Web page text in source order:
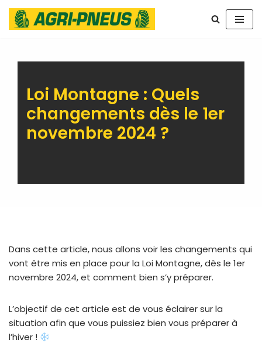
Aller
contenu
Loi Montagne : Quels
changements dès le 1er
novembre 2024 ?
Dans cette article, nous allons voir les changements qui
vont être mis en place pour la Loi Montagne, dès le 1er
novembre 2024, et comment bien s’y préparer.
L’objectif de cet article est de vous éclairer sur la
situation afin que vous puissiez bien vous préparer à
l’hiver !